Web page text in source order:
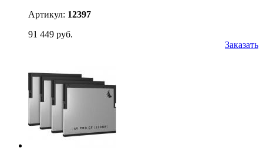
Артикул: 12397
91 449 руб.
Заказать